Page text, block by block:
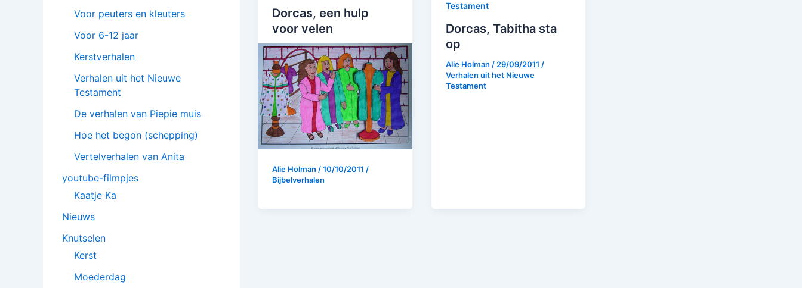
Voor peuters en kleuters
Voor 6-12 jaar
Kerstverhalen
Verhalen uit het Nieuwe
Testament
De verhalen van Piepie muis
Hoe het begon (schepping)
Vertelverhalen van Anita
youtube-filmpjes
Kaatje Ka
Nieuws
Knutselen
Kerst
Moederdag
Dorcas, een hulp
voor velen
Alie Holman /10/10/2011 /
Bijbelverhalen
Testament
Dorcas, Tabitha sta
op
Alie Holman / 29/09/2011 /
Verhalen uit het Nieuwe
Testament